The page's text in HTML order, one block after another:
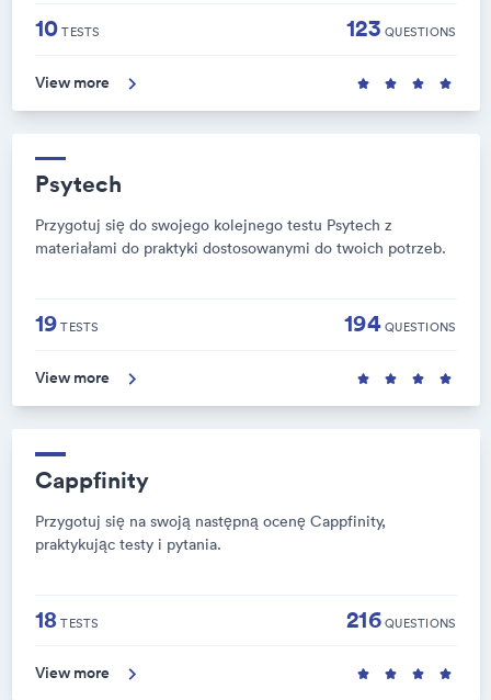
10TESTS 123 QUESTIONS
View more
Psytech
Przygotuj się do swojego kolejnego testu Psytech z
materiałami do praktyki dostosowanymi do twoich potrzeb.
19TESTS 194QUESTIONS
View more
Cappfinity
Przygotuj się na swoją następną ocenę Cappfinity,
praktykując testy i pytania.
18 TESTS 216QUESTIONS
View more